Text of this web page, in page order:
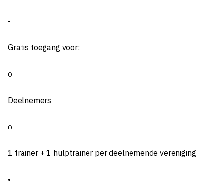
•
Gratis toegang voor:
o
Deelnemers
o
1 trainer + 1 hulptrainer per deelnemende vereniging
•